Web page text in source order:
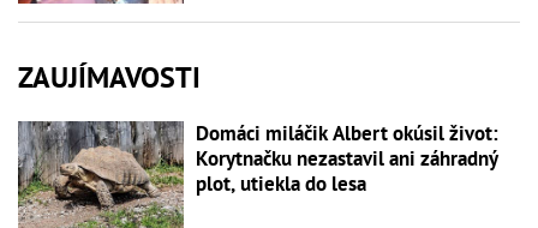
ZAUJÍMAVOSTI
Domáci miláčik Albert okúsil život:
Korytnačku nezastavil ani záhradný
plot, utiekla do lesa